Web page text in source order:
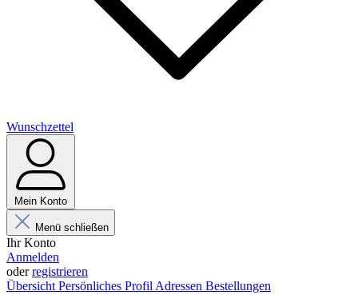
Wunschzettel
Mein Konto
Menü schließen
Ihr Konto
Anmelden
oderregistrieren
Übersicht Persönliches Profil Adressen Bestellungen